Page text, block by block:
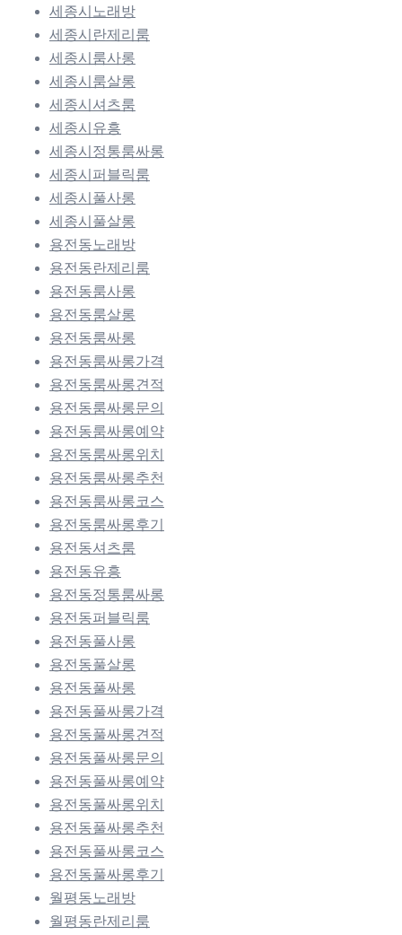
세종시노래방
세종시란제리룸
세종시룸사롱
세종시룸살롱
세종시셔츠룸
세종시유흥
세종시정통룸싸롱
세종시퍼블릭룸
세종시풀사롱
세종시풀살롱
용전동노래방
용전동란제리룸
용전동룸사롱
용전동룸살롱
용전동룸싸롱
용전동룸싸롱가격
용전동룸싸롱견적
용전동룸싸롱문의
용전동룸싸롱예약
용전동룸싸롱위치
용전동룸싸롱추천
용전동룸싸롱코스
용전동룸싸롱후기
용전동셔츠룸
용전동유흥
용전동정통룸싸롱
용전동퍼블릭룸
용전동풀사롱
용전동풀살롱
용전동풀싸롱
용전동풀싸롱가격
용전동풀싸롱견적
용전동풀싸롱문의
용전동풀싸롱예약
용전동풀싸롱위치
용전동풀싸롱추천
용전동풀싸롱코스
용전동풀싸롱후기
월평동노래방
월평동란제리룸